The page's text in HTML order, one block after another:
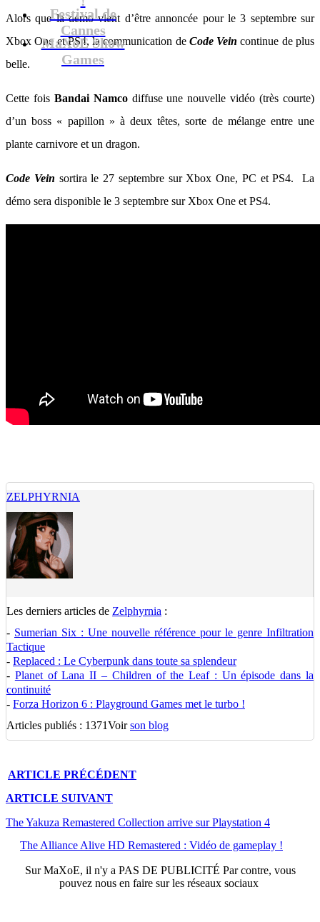
Festival de
Cannes
MaXoE Show
Games
Alors que la démo vient d’être annoncée pour le 3 septembre sur
Xbox One et PS4, la communication de Code Vein continue de plus
belle.
Cette fois Bandai Namcodiffuse une nouvelle vidéo (très courte)
d’un boss « papillon » à deux têtes, sorte de mélange entre une
plante carnivore et un dragon.
Code Vein sortira le 27 septembre sur Xbox One, PC et PS4. La
démo sera disponible le 3 septembre sur Xbox One et PS4.
ZELPHYRNIA
Les derniers articles de Zelphyrnia :
- Sumerian Six : Une nouvelle référence pour le genre Infiltration
Tactique
- Replaced : Le Cyberpunk dans toute sa splendeur
- Planet of Lana II – Children of the Leaf : Un épisode dans la
continuité
- Forza Horizon 6 : Playground Games met le turbo !
Articles publiés : 1371Voirson blog
ARTICLE PRÉCÉDENT
ARTICLE SUIVANT
The Yakuza Remastered Collection arrive sur Playstation 4
The Alliance Alive HD Remastered : Vidéo de gameplay !
SurMaXoE, il n'y a PAS DE PUBLICITÉ Par contre, vous
pouvez nous en faire sur les réseaux sociaux